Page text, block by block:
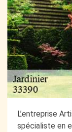
L’entreprise
spécialiste en